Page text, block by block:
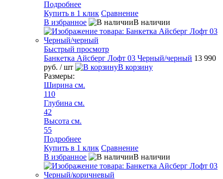
Подробнее
Купить в 1 клик Сравнение
В избранное
В наличии
Быстрый просмотр
Банкетка Айсберг Лофт 03 Черный/черный 13 990
руб. / шт
В корзину
Размеры:
Ширина см.
110
Глубина см.
42
Высота см.
55
Подробнее
Купить в 1 клик Сравнение
В избранное
В наличии